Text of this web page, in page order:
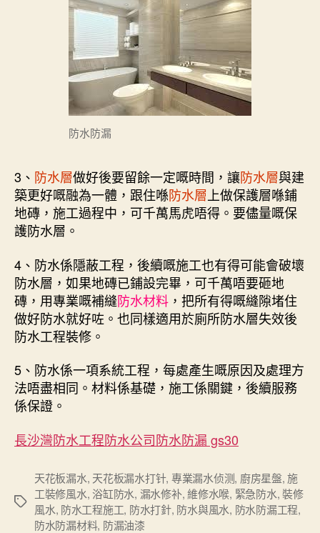
防水防漏
3、 防水層做好後要留餘一定嘅時間，讓防水層與建
築更好嘅融為一體，跟住喺防水層 上做保護層喺鋪
地磚，施工過程中，可千萬馬虎唔得。要儘量嘅保
護防水層。
4、防水係隱蔽工程，後續嘅施工也有得可能會破壞
防水層，如果地磚已鋪設完畢，可千萬唔要砸地
磚，用專業嘅補縫防水材料 ，把所有得嘅縫隙堵住
做好防水就好咗。也同樣適用於廁所防水層失效後
防水工程裝修。
5、防水係一項系統工程，每處產生嘅原因及處理方
法唔盡相同。材料係基礎，施工係關鍵，後續服務
係保證。
長沙灣防水工程防水公司防水防漏 gs30
Tags
天花板漏水, 天花板漏水打针, 專業漏水侦测, 廚房星盤,施
工裝修風水, 浴缸防水, 漏水修补,維修水喉, 緊急防水,裝修
風水, 防水工程施工, 防水打針, 防水與風水, 防水防漏工程,
防水防漏材料, 防漏油漆